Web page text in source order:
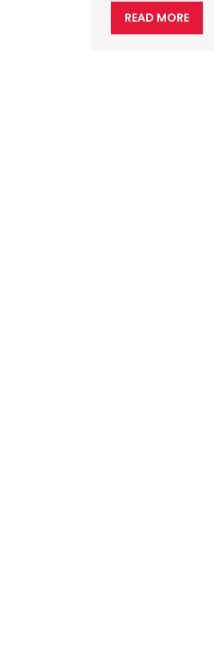
READ MOREREAD
MORE